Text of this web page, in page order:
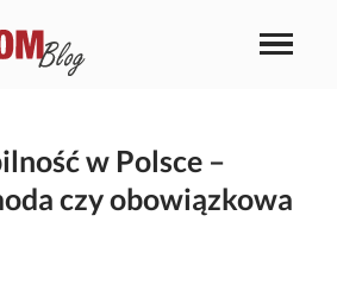
w Polsce –
czy obowiązkowa